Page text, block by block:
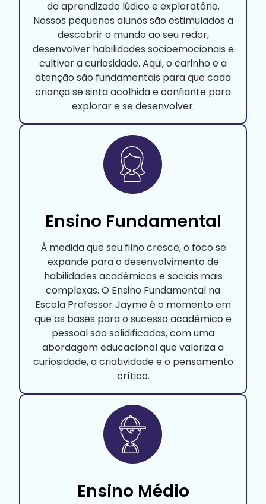
do aprendizado lúdico e exploratório.
Nossos pequenos alunos são estimulados a
descobrir o mundo ao seu redor,
desenvolver habilidades socioemocionais e
cultivar a curiosidade. Aqui, o carinho e a
atenção são fundamentais para que cada
criança se sinta acolhida e confiante para
explorar e se desenvolver.
Ensino Fundamental
À medida que seu filho cresce, o foco se
expande para o desenvolvimento de
habilidades acadêmicas e sociais mais
complexas. O Ensino Fundamental na
Escola Professor Jayme é o momento em
que as bases para o sucesso acadêmico e
pessoal são solidificadas, com uma
abordagem educacional que valoriza a
curiosidade, a criatividade e o pensamento
crítico.
Ensino Médio